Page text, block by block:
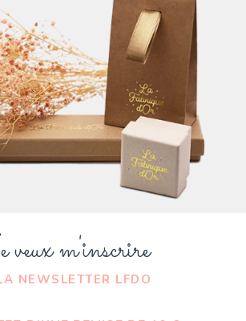
veux m'inscrire
NEWSLETTER LFDO